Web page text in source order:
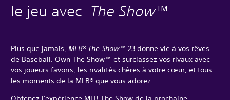
le jeu avec The Show™
Plus que jamais, MLB® The Show™ 23 donne vie à vos rêves
de Baseball. Own The Show™ et surclassez vos rivaux avec
vos joueurs favoris, les rivalités chères à votre cœur, et tous
les moments de la MLB® que vous adorez.